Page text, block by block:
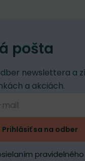
pošta
newslettera a
a akciách.
Prihlásiť sa na odber